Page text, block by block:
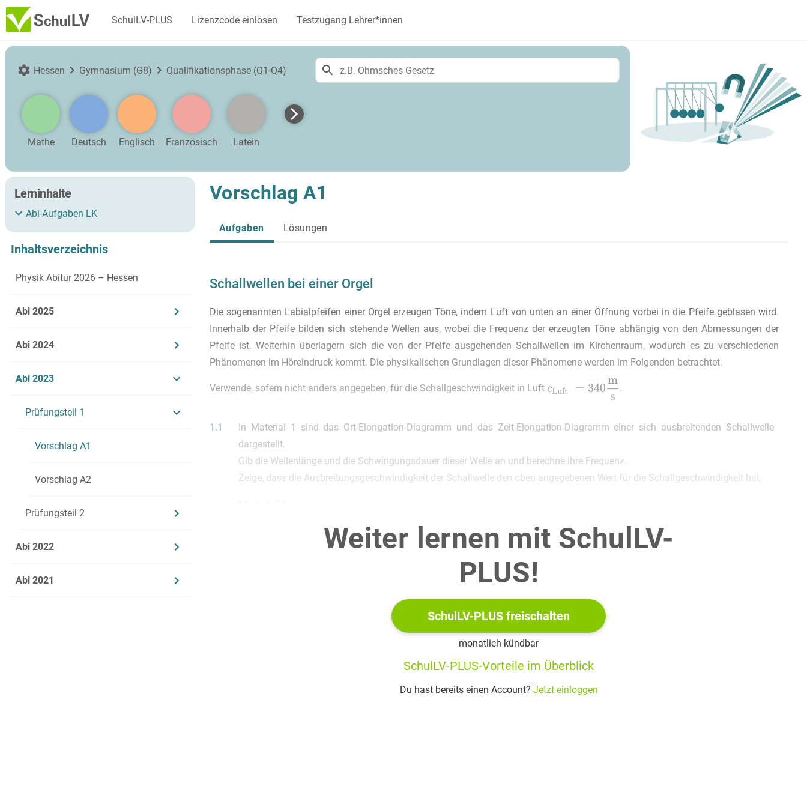
SchulLV-PLUS Lizenzcode einlösen Testzugang Lehrer*innen
Hessen Gymnasium (G8) Qualifikationsphase (Q1-Q4)
Mathe Deutsch Englisch Französisch Latein
Lerninhalte
Abi-Aufgaben LK
Inhaltsverzeichnis
Physik Abitur 2026 – Hessen
Abi 2025
Abi 2024
Abi 2023
Prüfungsteil 1
Vorschlag A1
Vorschlag A2
Prüfungsteil 2
Abi 2022
Abi 2021
Vorschlag A1
Aufgaben Lösungen
Schallwellen bei einer Orgel
Die sogenannten Labialpfeifen einer Orgel erzeugen Töne, indem Luft von unten an einer Öffnung vorbei in die Pfeife geblasen wird.
Innerhalb der Pfeife bilden sich stehende Wellen aus, wobei die Frequenz der erzeugten Töne abhängig von den Abmessungen der
Pfeife ist. Weiterhin überlagern sich die von der Pfeife ausgehenden Schallwellen im Kirchenraum, wodurch es zu verschiedenen
Phänomenen im Höreindruck kommt. Die physikalischen Grundlagen dieser Phänomene werden im Folgenden betrachtet.
Verwende, sofern nicht anders angegeben, für die Schallgeschwindigkeit in Luft .
1.1
In Material 1 sind das Ort-Elongation-Diagramm und das Zeit-Elongation-Diagramm einer sich ausbreitenden Schallwelle
dargestellt.
Gib die Wellenlänge und die Schwingungsdauer dieser Welle an und berechne ihre Frequenz.
Zeige, dass die Ausbreitungsgeschwindigkeit der Schallwelle den oben angegebenen Wert für die Schallgeschwindigkeit hat.
Ort-Elongation-Diagramm und Zeit-Elongation-Diagramm
Weiter lernen mit SchulLV-
PLUS!
SchulLV-PLUS freischalten
monatlich kündbar
SchulLV-PLUS-Vorteile im Überblick
Du hast bereits einen Account? Jetzt einloggen